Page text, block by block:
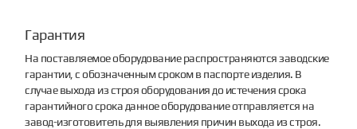
Гарантия
На поставляемое оборудование распространяются заводские
гарантии, с обозначенным сроком в паспорте изделия. В
случае выхода из строя оборудования до истечения срока
гарантийного срока данное оборудование отправляется на
завод-изготовитель для выявления причин выхода из строя.